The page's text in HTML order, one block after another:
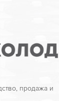
продажа и